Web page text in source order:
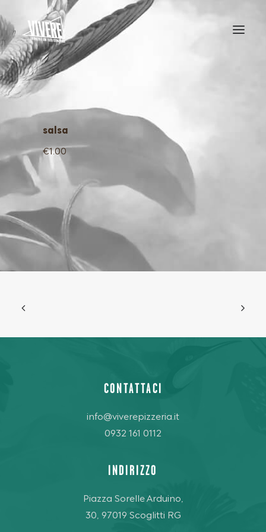
HOME
MENU
salsa
€1.00
CONTATTACI
info@viverepizzeria.it
0932 161 0112
INDIRIZZO
Piazza Sorelle Arduino,
30, 97019 Scoglitti RG